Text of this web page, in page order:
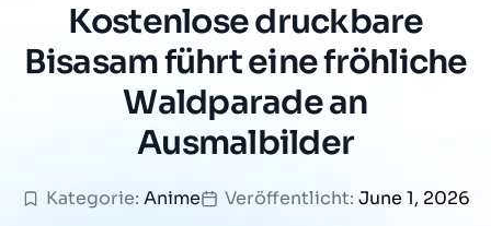
Kostenlose druckbare
Bisasam führt eine fröhliche
Waldparade an
Ausmalbilder
Kategorie: Anime Veröffentlicht: June 1, 2026